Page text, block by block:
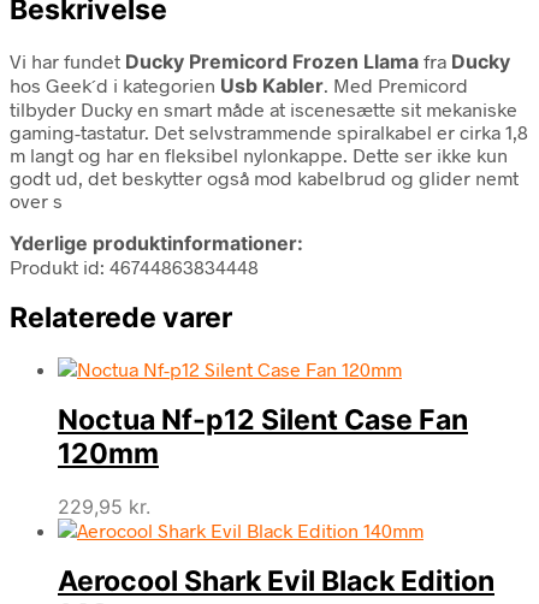
Beskrivelse
Vi har fundet Ducky Premicord Frozen Llama fra Ducky
hos Geek´d i kategorien Usb Kabler. Med Premicord
tilbyder Ducky en smart måde at iscenesætte sit mekaniske
gaming-tastatur. Det selvstrammende spiralkabel er cirka 1,8
m langt og har en fleksibel nylonkappe. Dette ser ikke kun
godt ud, det beskytter også mod kabelbrud og glider nemt
over s
Yderlige produktinformationer:
Produkt id: 46744863834448
Relaterede varer
Noctua Nf-p12 Silent Case Fan
120mm
229,95 kr.
Aerocool Shark Evil Black Edition